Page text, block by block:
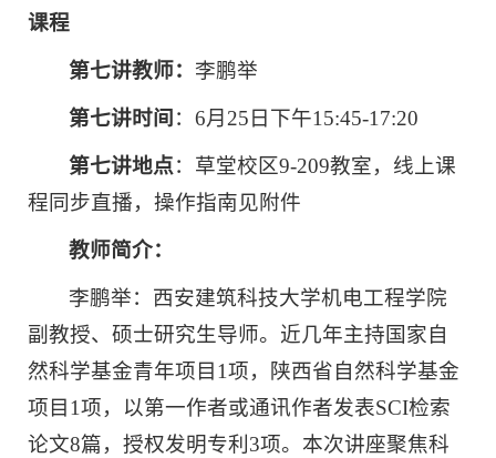
课程
第七讲教师： 李鹏举
第七讲时间 ：6月25日下午15:45-17:20
第七讲地点：草堂校区9-209教室，线上课
程同步直播，操作指南见附件
教师简介：
李鹏举：西安建筑科技大学机电工程学院
副教授、硕士研究生导师。近几年主持国家自
然科学基金青年项目1项，陕西省自然科学基金
项目1项，以第一作者或通讯作者发表SCI检索
论文8篇，授权发明专利3项。本次讲座聚焦科